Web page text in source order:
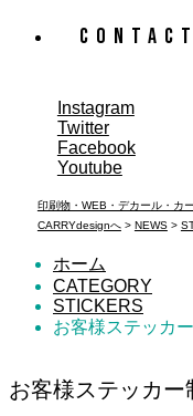
CONTACT
Instagram
Twitter
Facebook
Youtube
印刷物・WEB・デカール・カ
CARRYdesignへ> NEWS>
ホーム
CATEGORY
STICKERS
お客様ステッカ
お客様ステッカー